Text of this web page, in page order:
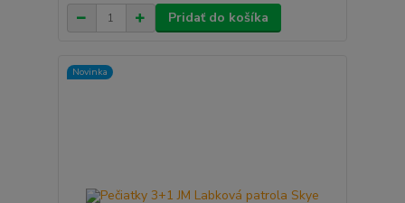
Pridať do košíka
Novinka